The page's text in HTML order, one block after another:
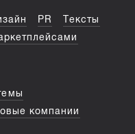
PR
Тексты
компании